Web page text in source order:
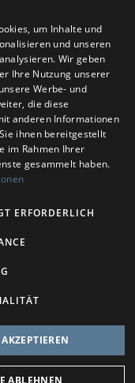
18:00 Uhr
um Inhalte und
und unseren
Wir geben
Ihre Nutzung unserer
Werbe- und
die diese
anderen Informationen
ihnen bereitgestellt
im Rahmen Ihrer
gesammelt haben.
ERFORDERLICH
ABLEHNEN